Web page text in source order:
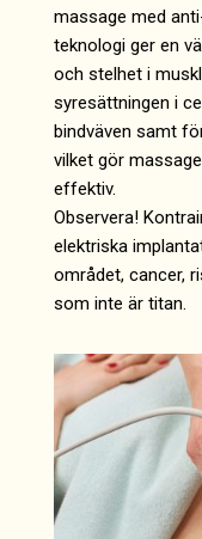
massage med
teknologi ger en
och stelhet i
syresättningen i
bindväven samt
vilket gör
effektiv.
Observera!
elektriska
området, cancer,
som inte är titan.